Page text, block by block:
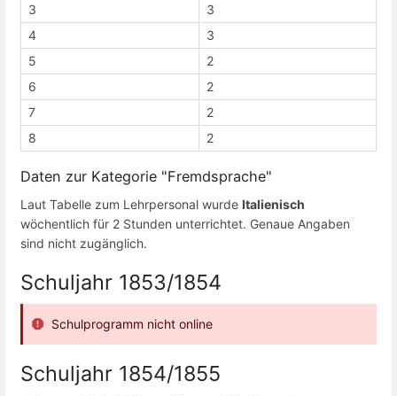
3
3
4
3
5
2
6
2
7
2
8
2
Daten zur Kategorie "Fremdsprache"
Laut Tabelle zum Lehrpersonal wurde Italienisch
wöchentlich für 2 Stunden unterrichtet. Genaue Angaben
sind nicht zugänglich.
Schuljahr 1853/1854
Schulprogramm nicht online
Schuljahr 1854/1855